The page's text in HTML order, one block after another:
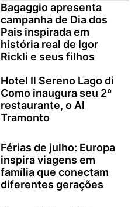
Bagaggio apresenta
campanha de Dia dos
Pais inspirada em
história real de Igor
Rickli e seus filhos
Hotel Il Sereno Lago di
Como inaugura seu 2º
restaurante, o Al
Tramonto
Férias de julho: Europa
inspira viagens em
família que conectam
diferentes gerações